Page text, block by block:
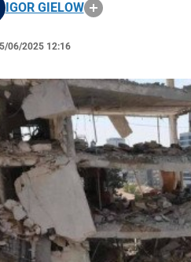
IGOR GIELOW
06/2025 12:16